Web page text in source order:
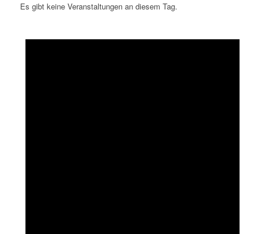
Es gibt keine Veranstaltungen an diesem Tag.